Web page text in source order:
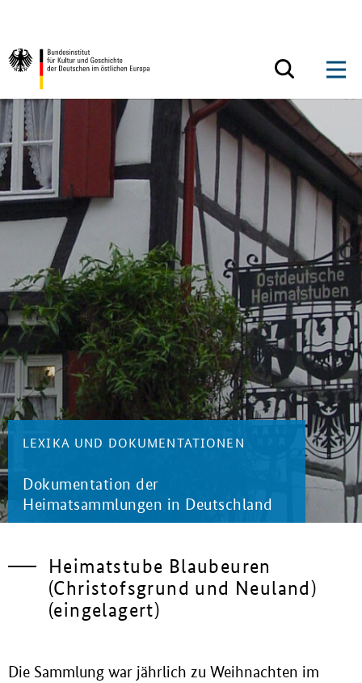
Zurück zur Startseite
LEXIKA UND DOKUMENTATIONEN
Dokumentation der
Heimatsammlungen in Deutschland
Heimatstube Blaubeuren
(Christofsgrund und Neuland)
(eingelagert)
Die Sammlung war jährlich zu Weihnachten im